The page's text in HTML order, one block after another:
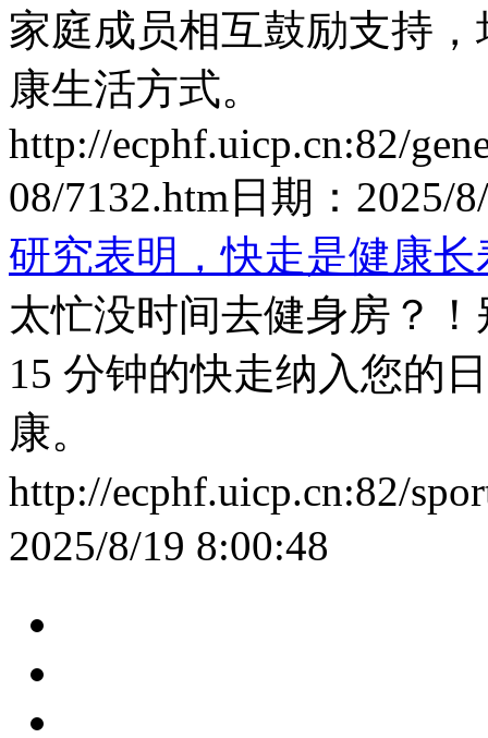
家庭成员相互鼓励支持
康生活方式。
http://ecphf.uicp.cn:82/
08/7132.htm 日期： 2025/
研究表明，快走是健康
太忙没时间去健身房？
15 分钟的快走纳入您的
康。
http://ecphf.uicp.cn:82/
2025/8/19 8:00:48